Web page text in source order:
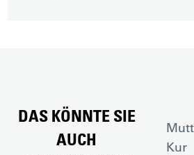
DAS KÖNNTE SIE
AUCH
Kur